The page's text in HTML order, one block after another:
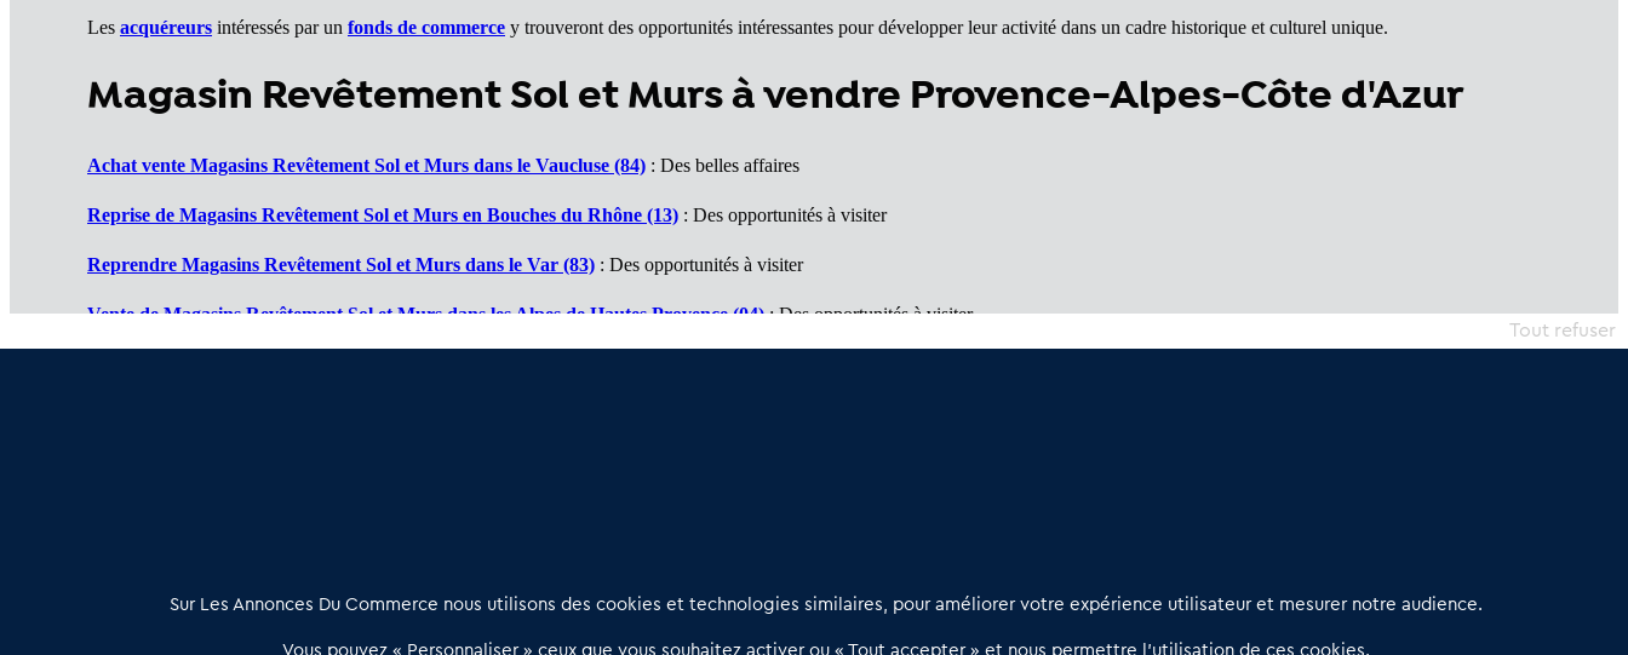
Les acquéreurs intéressés par un fonds de commerce y trouveront des opportunités intéressantes pour développer leur activité dans un cadre historique et culturel unique.
Magasin Revêtement Sol et Murs à vendre Provence-Alpes-Côte d'Azur
Achat vente Magasins Revêtement Sol et Murs dans le Vaucluse (84) : Des belles affaires
Reprise de Magasins Revêtement Sol et Murs en Bouches du Rhône (13) : Des opportunités à visiter
Reprendre Magasins Revêtement Sol et Murs dans le Var (83) : Des opportunités à visiter
Vente de Magasins Revêtement Sol et Murs dans les Alpes de Hautes Provence (04): Des opportunités à visiter
02 54 56 03 17
Sur Les Annonces Du Commerce nous utilisons des cookies et technologies similaires, pour améliorer votre expérience utilisateur et mesurer notre audience.
Vous pouvez « Personnaliser » ceux que vous souhaitez activer ou « Tout accepter » et nous permettre l’utilisation de ces cookies.
Tout refuser